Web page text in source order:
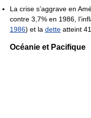
La crise s’aggrave en
contre 3,7% en 1986,
1986) et la dette atteint
Océanie et Pacifique